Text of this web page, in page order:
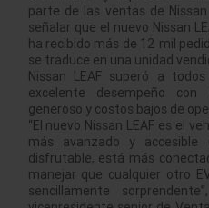
parte de las ventas de
señalar que el nuevo Nissan
ha recibido más de 12 mil
se traduce en una unidad
Nissan LEAF superó a
excelente desempeño
generoso y costos bajos de
“El nuevo Nissan LEAF es el
más avanzado y
disfrutable, está más
manejar que cualquier otro
sencillamente